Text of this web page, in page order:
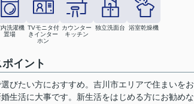
洗濯機
置場
TVモニタ付
きインター
ホン
カウンター
キッチン
独立洗面台 浴室乾燥機
イント
選びたい方におすすめ。吉川市エリアで住まい
生活に大事です。新生活をはじめる方にお勧め